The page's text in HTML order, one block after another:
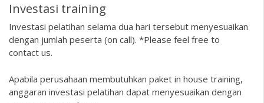
Investasi training
Investasi pelatihan selama dua hari tersebut menyesuaikan
dengan jumlah peserta (on call). *Please feel free to
contact us.
Apabila perusahaan membutuhkan paket in house training,
anggaran investasi pelatihan dapat menyesuaikan dengan